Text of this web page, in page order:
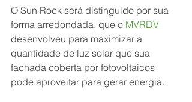
O Sun Rock será distinguido por sua
forma arredondada, que o MVRDV
desenvolveu para maximizar a
quantidade de luz solar que sua
fachada coberta por fotovoltaicos
pode aproveitar para gerar energia.